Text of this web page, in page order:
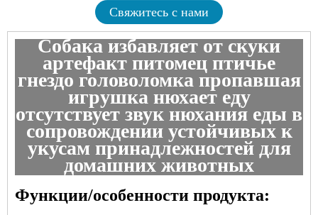
Свяжитесь с нами
Собака избавляет от скуки
артефакт питомец птичье
гнездо головоломка пропавшая
игрушка нюхает еду
отсутствует звук нюхания еды в
сопровождении устойчивых к
укусам принадлежностей для
домашних животных
Функции/особенности продукта: